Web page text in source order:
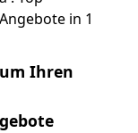
in 1
Ihren